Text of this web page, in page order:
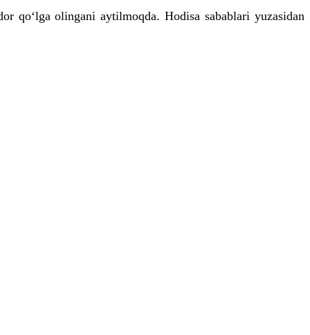
qo‘lga olingani aytilmoqda. Hodisa sabablari yuzasidan